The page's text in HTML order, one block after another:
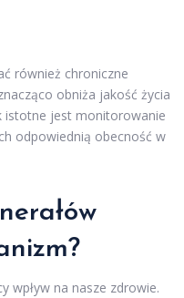
również chroniczne
obniża jakość życia
istotne jest monitorowanie
odpowiednią obecność w
wpływ na nasze zdrowie.